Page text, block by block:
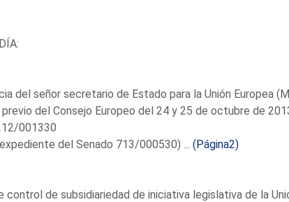
del señor secretario de Estado para la Unión Europea
del Consejo Europeo del 24 y 25 de octubre de
001330
del Senado 713/000530) ... (Página2)
control de subsidiariedad de iniciativa legislativa de la